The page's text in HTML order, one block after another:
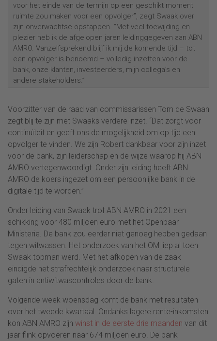
voor het einde van de termijn op een geschikt moment
ruimte zou maken voor een opvolger”, zegt Swaak over
zijn onverwachtse opstappen. “Met veel toewijding en
plezier heb ik de afgelopen jaren leidinggegeven aan ABN
AMRO. Vanzelfsprekend blijf ik mij de komende tijd – tot
een opvolger is benoemd – volledig inzetten voor de
bank, onze klanten, investeerders, mijn collega’s en
andere stakeholders.”
Voorzitter van de raad van commissarissen Tom de Swaan
zegt blij te zijn met Swaaks verdere inzet. “Dat zorgt voor
continuïteit en geeft ons de mogelijkheid om op tijd een
opvolger te vinden. We zijn Robert dankbaar voor zijn inzet
voor de bank, zijn leiderschap en de wijze waarop hij ABN
AMRO vertegenwoordigt. Onder zijn leiding heeft ABN
AMRO de koers ingezet om een persoonlijke bank in de
digitale tijd te worden.”
Onder leiding van Swaak trof ABN AMRO in 2021 een
schikking voor 480 miljoen euro met het Openbaar
Ministerie. De bank zou eerder niet genoeg hebben gedaan
tegen witwassen. Het onderzoek van het OM liep al toen
Swaak topman werd. Met het afkopen van de zaak
eindigde het strafrechtelijk onderzoek naar structurele
gaten in antiwitwascontroles door de bank.
Volgende week woensdag komt de bank met resultaten
over het tweede kwartaal. Ondanks lagere rente-inkomsten
kon ABN AMRO zijn winst in de eerste drie maanden van dit
jaar flink opvoeren naar 674 miljoen euro. De bank